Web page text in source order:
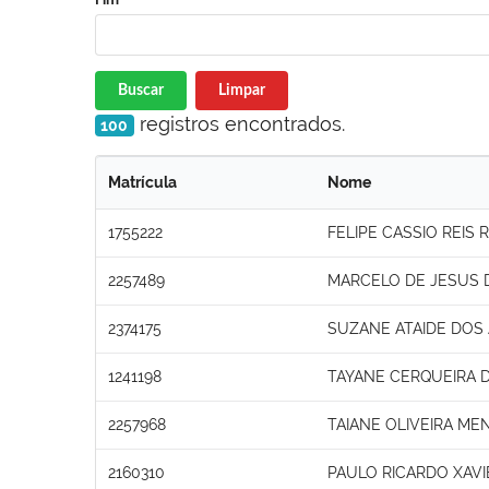
Buscar Limpar
100 registros encontrados.
Matrícula Nome
1755222 FELIPE CASSIO REIS
2257489 MARCELO DE JESUS
2374175 SUZANE ATAIDE DOS
1241198 TAYANE CERQUEIRA
2257968 TAIANE OLIVEIRA
2160310 PAULO RICARDO